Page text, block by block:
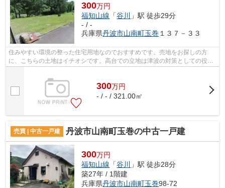
300万円
福知山線 「谷川
」駅 徒歩29分
- / -
兵庫県丹波市山南町玉巻 １３７－３３
住みやすい環境の整った住宅用地なのでおすすめです。売地をお探しの方
に、こちらの土地はイチオシです。高台での立地は津波の対策としての役割
300万円
- / - / 321.00㎡
売買 | 中古一戸建 丹波市山南町玉巻の中古一戸建
300万円
福知山線 「谷川
」駅 徒歩28分
築27年 / 1階建
兵庫県丹波市山南町玉巻98-72